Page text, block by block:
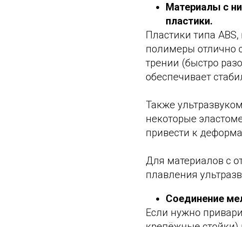
Материалы с
пластики.
Пластики типа
полимеры отлично
трении (быстро
обеспечивает
Также
некоторые
привести к
Для материалов с
плавления
Соединение
Если нужно